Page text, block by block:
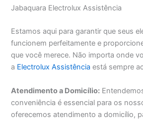
Jabaquara Electrolux Assistência
Estamos aqui para garantir que seus
funcionem perfeitamente e
que você merece. Não importa onde
a Electrolux Assistência está sempre
Atendimento a Domicílio:
conveniência é essencial para os
oferecemos atendimento a domicílio,